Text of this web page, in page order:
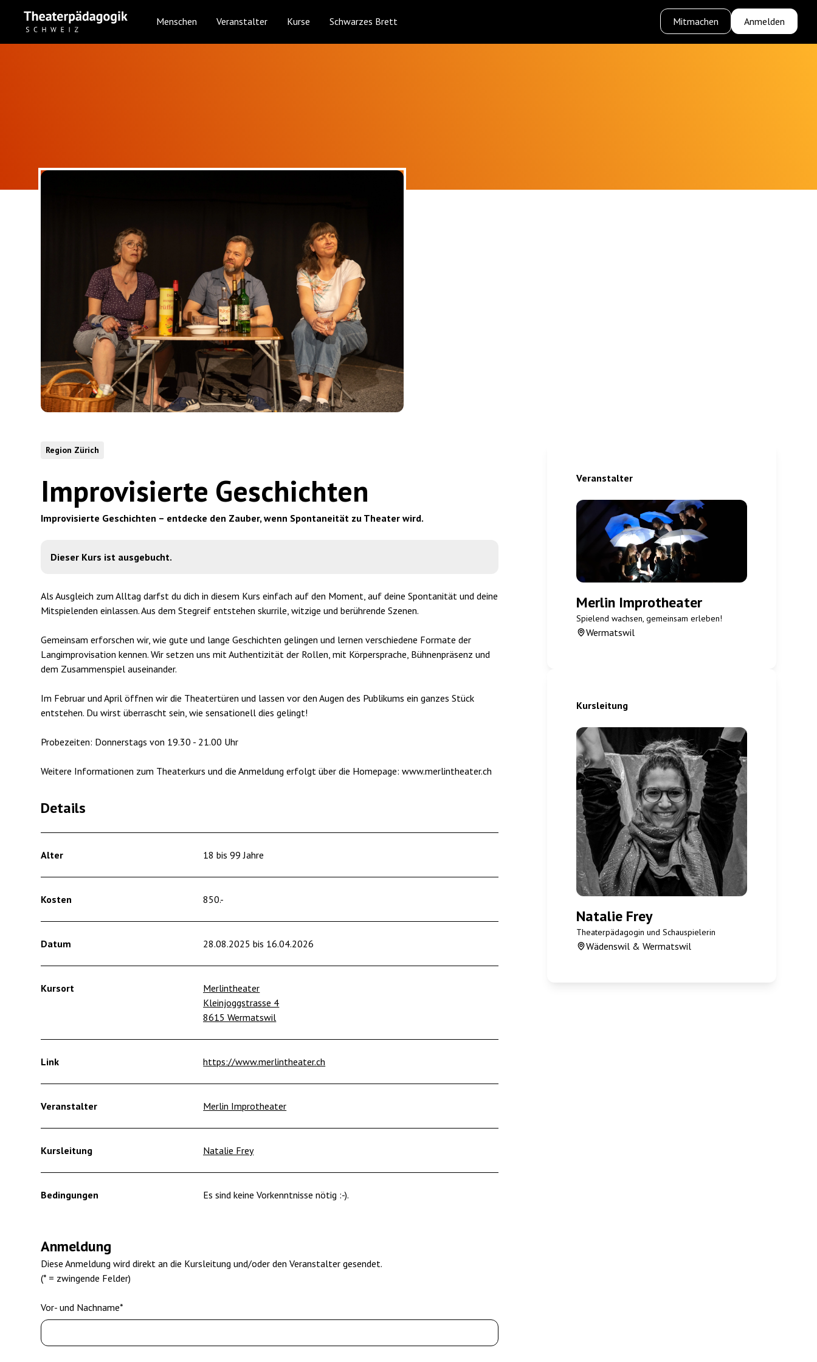
Menschen Veranstalter Kurse Schwarzes Brett Mitmachen Anmelden
Region Zürich
Improvisierte Geschichten
Improvisierte Geschichten – entdecke den Zauber, wenn Spontaneität zu Theater wird.
Dieser Kurs ist ausgebucht.
Als Ausgleich zum Alltag darfst du dich in diesem Kurs einfach auf den Moment, auf deine Spontanität und deine
Mitspielenden einlassen. Aus dem Stegreif entstehen skurrile, witzige und berührende Szenen.
Gemeinsam erforschen wir, wie gute und lange Geschichten gelingen und lernen verschiedene Formate der
Langimprovisation kennen. Wir setzen uns mit Authentizität der Rollen, mit Körpersprache, Bühnenpräsenz und
dem Zusammenspiel auseinander.
Im Februar und April öffnen wir die Theatertüren und lassen vor den Augen des Publikums ein ganzes Stück
entstehen. Du wirst überrascht sein, wie sensationell dies gelingt!
Probezeiten: Donnerstags von 19.30 - 21.00 Uhr
Weitere Informationen zum Theaterkurs und die Anmeldung erfolgt über die Homepage: www.merlintheater.ch
Details
Alter 18 bis 99 Jahre
Kosten 850.-
Datum 28.08.2025 bis 16.04.2026
Kursort
Merlintheater
Kleinjoggstrasse 4
8615 Wermatswil
Link https://www.merlintheater.ch
Veranstalter Merlin Improtheater
Kursleitung Natalie Frey
Bedingungen Es sind keine Vorkenntnisse nötig :-).
Anmeldung
Diese Anmeldung wird direkt an die Kursleitung und/oder den Veranstalter gesendet.
(* = zwingende Felder)
Vor- und Nachname*
Veranstalter
Merlin Improtheater
Spielend wachsen, gemeinsam erleben!
Wermatswil
Kursleitung
Natalie Frey
Theaterpädagogin und Schauspielerin
Wädenswil & Wermatswil